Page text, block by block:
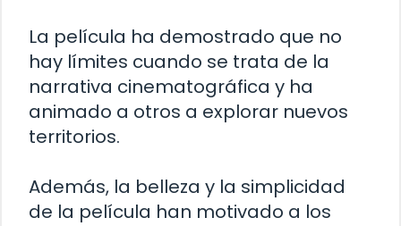
La película ha demostrado que no
hay límites cuando se trata de la
narrativa cinematográfica y ha
animado a otros a explorar nuevos
territorios.
Además, la belleza y la simplicidad
de la película han motivado a los